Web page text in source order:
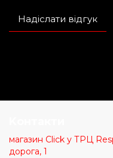
Надіслати відгук
магазин Click у ТРЦ
дорога, 1